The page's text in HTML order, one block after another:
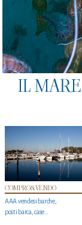
IL
COMPRO&VENDO
AAA vendesi barche,
posti barca, case…